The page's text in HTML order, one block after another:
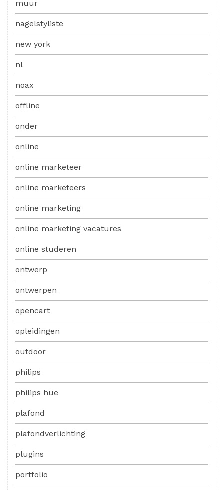
muur
nagelstyliste
new york
nl
noax
offline
onder
online
online marketeer
online marketeers
online marketing
online marketing vacatures
online studeren
ontwerp
ontwerpen
opencart
opleidingen
outdoor
philips
philips hue
plafond
plafondverlichting
plugins
portfolio